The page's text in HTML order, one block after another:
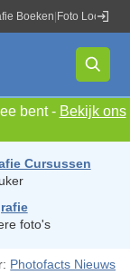
Boeken Foto Locaties
bent - Bekijk ons
Cursussen
foto's
Photofacts Nieuws